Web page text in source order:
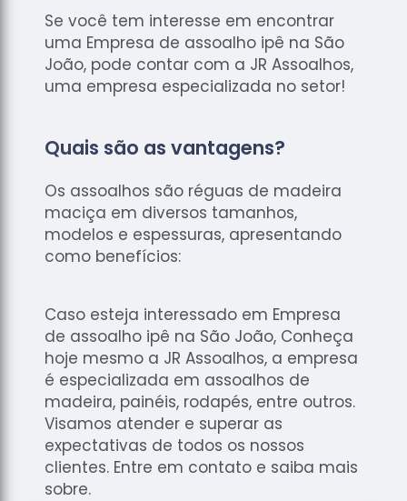
Raspagem
de Tacos
de
Madeiras
Madeiras
Se você tem interesse em encontrar
uma Empresa de assoalho ipê na São
João, pode contar com a JR Assoalhos,
uma empresa especializada no setor!
Quais são as vantagens?
Os assoalhos são réguas de madeira
maciça em diversos tamanhos,
modelos e espessuras, apresentando
como benefícios:
Caso esteja interessado em Empresa
de assoalho ipê na São João, Conheça
hoje mesmo a JR Assoalhos, a empresa
é especializada em assoalhos de
madeira, painéis, rodapés, entre outros.
Visamos atender e superar as
expectativas de todos os nossos
clientes. Entre em contato e saiba mais
sobre.